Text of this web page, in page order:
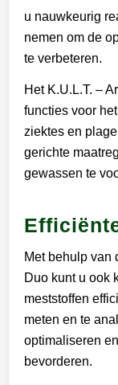
u nauwkeurig
nemen om de
te verbeteren.
Het K.U.L.T. –
functies voor
ziektes en
gerichte
gewassen te
Met behulp van
Duo kunt u ook
meststoffen
meten en te
optimaliseren
bevorderen.